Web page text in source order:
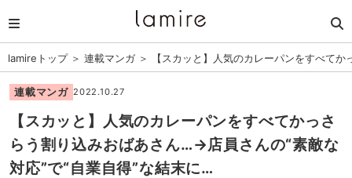
lamireトップ＞ 連載マンガ＞ 【スカッと】人気のカレーパンをすべて
連載マンガ 2022.10.27
【スカッと】人気のカレーパンをすべてかっさ
らう割り込みおばあさん…→店員さんの“素敵な
対応”で“自業自得”な結末に…